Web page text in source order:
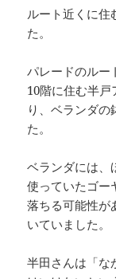
ルート近くに住
た。
パレードのルー
10階に住む半
り、ベランダ
た。
ベランダには、
使っていたゴー
落ちる可能性が
いていました。
半田さんは「な